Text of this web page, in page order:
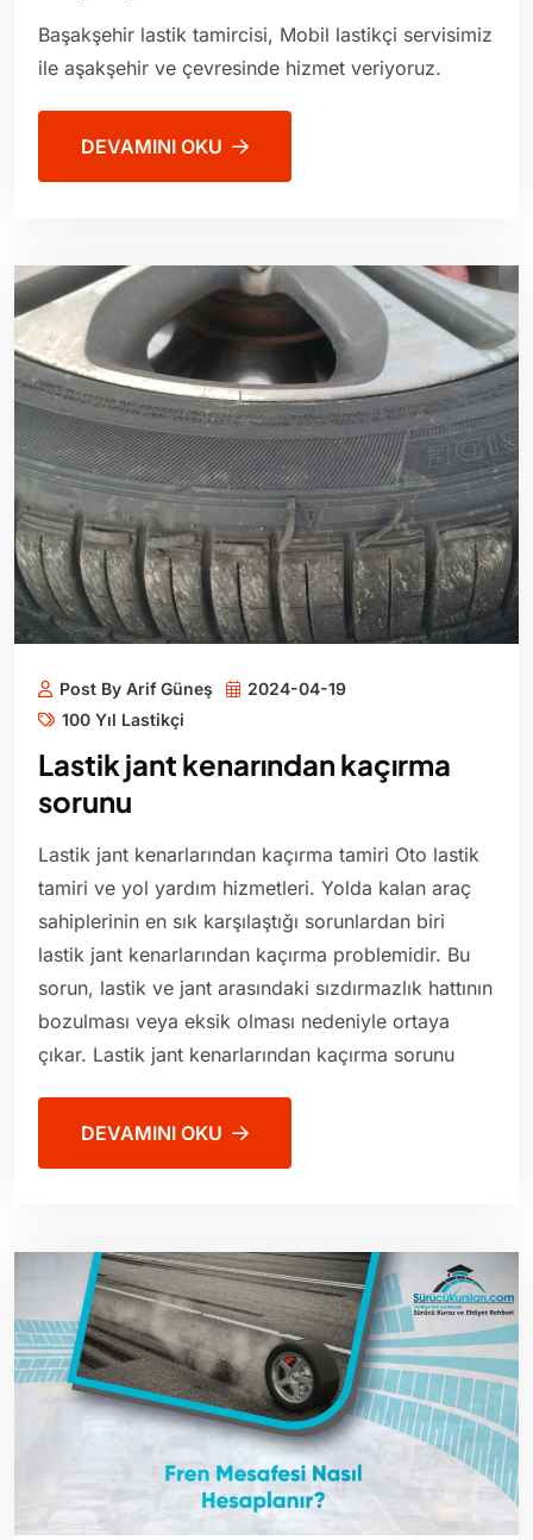
Başakşehir lastik tamircisi, Mobil lastikçi servisimiz
ile aşakşehir ve çevresinde hizmet veriyoruz.
DEVAMINI OKU
Post By Arif Güneş
2024-04-19
100 Yıl Lastikçi
Lastik jant kenarından kaçırma
sorunu
Lastik jant kenarlarından kaçırma tamiri Oto lastik
tamiri ve yol yardım hizmetleri. Yolda kalan araç
sahiplerinin en sık karşılaştığı sorunlardan biri
lastik jant kenarlarından kaçırma problemidir. Bu
sorun, lastik ve jant arasındaki sızdırmazlık hattının
bozulması veya eksik olması nedeniyle ortaya
çıkar. Lastik jant kenarlarından kaçırma sorunu
DEVAMINI OKU